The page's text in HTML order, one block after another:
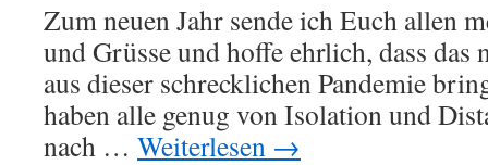
Paradies
in
Bern
Zum neuen Jahr sende ich Euch allen
und Grüsse und hoffe ehrlich, dass das
aus dieser schrecklichen Pandemie
haben alle genug von Isolation und
nach … Weiterlesen →